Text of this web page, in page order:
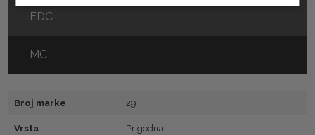
FDC
MC
Broj marke 29
Vrsta Prigodna